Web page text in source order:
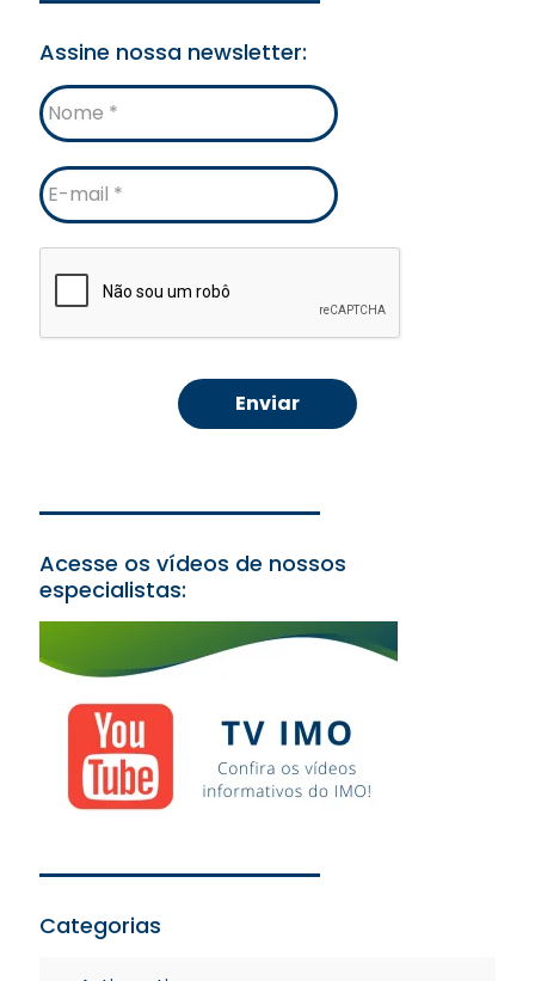
Assine nossa newsletter:
Nome
E-
mail
Acesse os vídeos de nossos
especialistas:
Categorias